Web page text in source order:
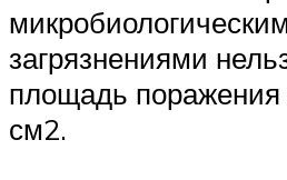
загрязнениями
площадь
см2.